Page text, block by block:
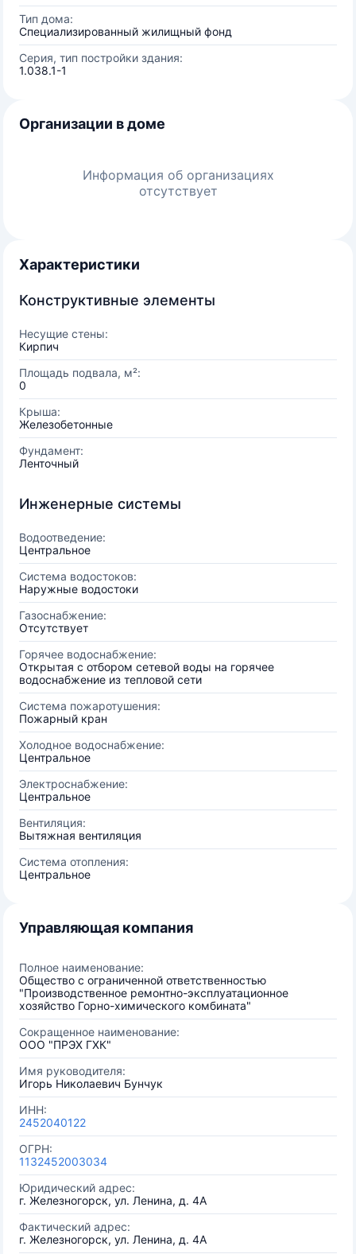
Тип дома:
Специализированный жилищный фонд
Серия, тип постройки здания:
1.038.1-1
Организации в доме
Информация об организациях
отсутствует
Характеристики
Конструктивные элементы
Несущие стены:
Кирпич
Площадь подвала, м²:
0
Крыша:
Железобетонные
Фундамент:
Ленточный
Инженерные системы
Водоотведение:
Центральное
Система водостоков:
Наружные водостоки
Газоснабжение:
Отсутствует
Горячее водоснабжение:
Открытая с отбором сетевой воды на горячее
водоснабжение из тепловой сети
Система пожаротушения:
Пожарный кран
Холодное водоснабжение:
Центральное
Электроснабжение:
Центральное
Вентиляция:
Вытяжная вентиляция
Система отопления:
Центральное
Управляющая компания
Полное наименование:
Общество с ограниченной ответственностью
"Производственное ремонтно-эксплуатационное
хозяйство Горно-химического комбината"
Сокращенное наименование:
ООО "ПРЭХ ГХК"
Имя руководителя:
Игорь Николаевич Бунчук
ИНН:
2452040122
ОГРН:
1132452003034
Юридический адрес:
г. Железногорск, ул. Ленина, д. 4А
Фактический адрес:
г. Железногорск, ул. Ленина, д. 4А